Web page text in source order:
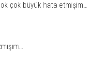
çok büyük hata etmişim…